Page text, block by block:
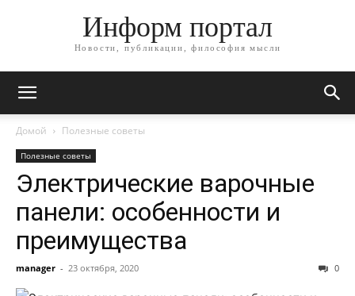
Информ портал
Новости, публикации, философия мысли
Домой Полезные советы
Полезные советы
Электрические варочные
панели: особенности и
преимущества
manager - 23 октября, 2020 0